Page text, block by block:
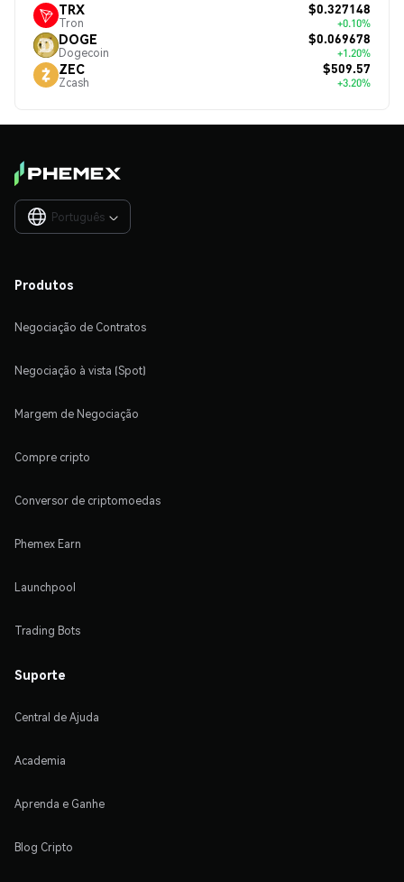
TRX
Tron
$0.327148
+0.10%
DOGE
Dogecoin
$0.069678
+1.20%
ZEC
Zcash
$509.57
+3.20%
Português 
Produtos
Negociação de Contratos
Negociação à vista (Spot)
Margem de Negociação
Compre cripto
Conversor de criptomoedas
Phemex Earn
Launchpool
Trading Bots
Suporte
Central de Ajuda
Academia
Aprenda e Ganhe
Blog Cripto